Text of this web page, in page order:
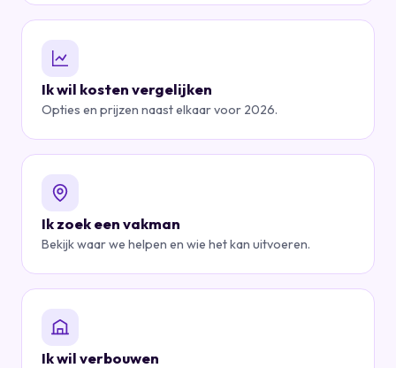
Ik wil kosten vergelijken
Opties en prijzen naast elkaar voor 2026.
Ik zoek een vakman
Bekijk waar we helpen en wie het kan uitvoeren.
Ik wil verbouwen